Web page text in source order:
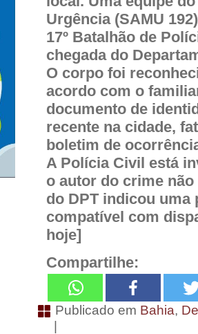
Urgência (SAMU
17º Batalhão de
chegada do
O corpo foi
acordo com o
documento de
recente na cidade,
boletim de
A Polícia Civil está
o autor do crime
do DPT indicou uma
compatível com
hoje]
Compartilhe:
Publicado em Bahia,
|